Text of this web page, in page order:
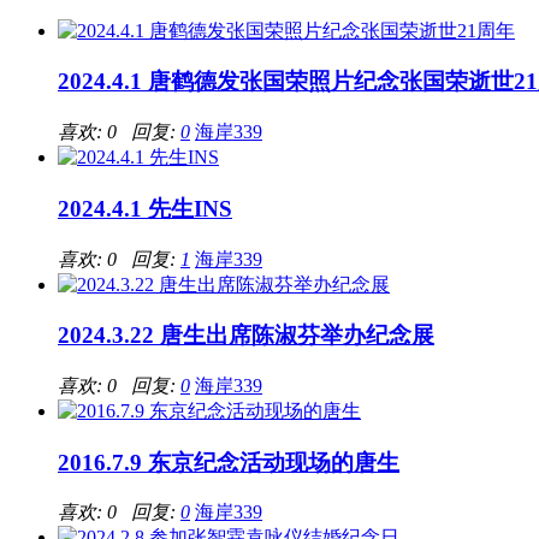
2024.4.1 唐鹤德发张国荣照片纪念张国荣逝世
喜欢: 0 回复: 0 海岸339
2024.4.1 先生INS
喜欢: 0 回复: 1 海岸339
2024.3.22 唐生出席陈淑芬举办纪念展
喜欢: 0 回复: 0 海岸339
2016.7.9 东京纪念活动现场的唐生
喜欢: 0 回复: 0 海岸339